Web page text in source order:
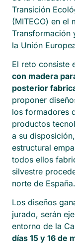
Transición
(MITECO) en el
Transformación
la Unión
El reto consiste
con madera
posterior
proponer
los formadores
productos
a su
estructural
todos ellos
silvestre
norte de España.
Los diseños
jurado, serán
entorno de la
días 15 y 16 de